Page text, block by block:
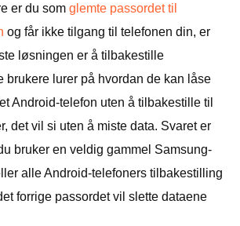
er du som glemte passordet til
og får ikke tilgang til telefonen din, er
løsningen er å tilbakestille
brukere lurer på hvordan de kan låse
Android-telefon uten å tilbakestille til
det vil si uten å miste data. Svaret er
bruker en veldig gammel Samsung-
alle Android-telefoners tilbakestilling
forrige passordet vil slette dataene